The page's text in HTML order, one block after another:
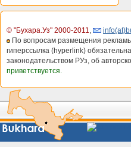
© "Бухара.Уз" 2000-2011,
По вопросам размещения
гиперссылка (hyperlink)
законодательством РУз, об
приветствуется.